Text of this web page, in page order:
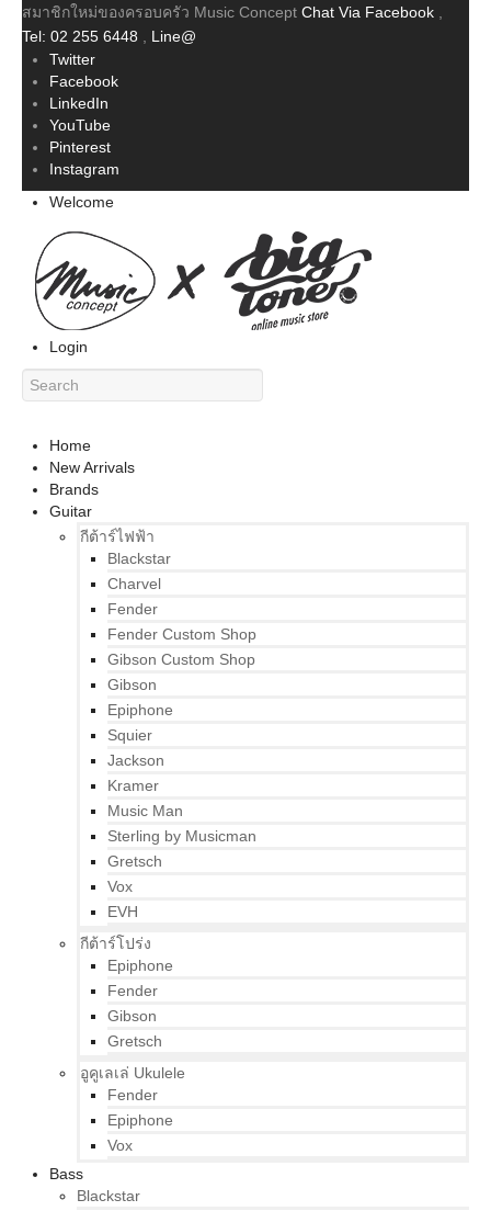
สมาชิกใหม่ของครอบครัว Music Concept Chat Via Facebook
Tel: 02 255 6448
Line@
Twitter
Facebook
LinkedIn
YouTube
Pinterest
Instagram
Welcome
Login
Home
New Arrivals
Brands
Guitar
กีต้าร์ไฟฟ้า
Blackstar
Charvel
Fender
Fender Custom Shop
Gibson Custom Shop
Gibson
Epiphone
Squier
Jackson
Kramer
Music Man
Sterling by Musicman
Gretsch
Vox
EVH
กีต้าร์โปร่ง
Epiphone
Fender
Gibson
Gretsch
อูคูเลเล่ Ukulele
Fender
Epiphone
Vox
Bass
Blackstar